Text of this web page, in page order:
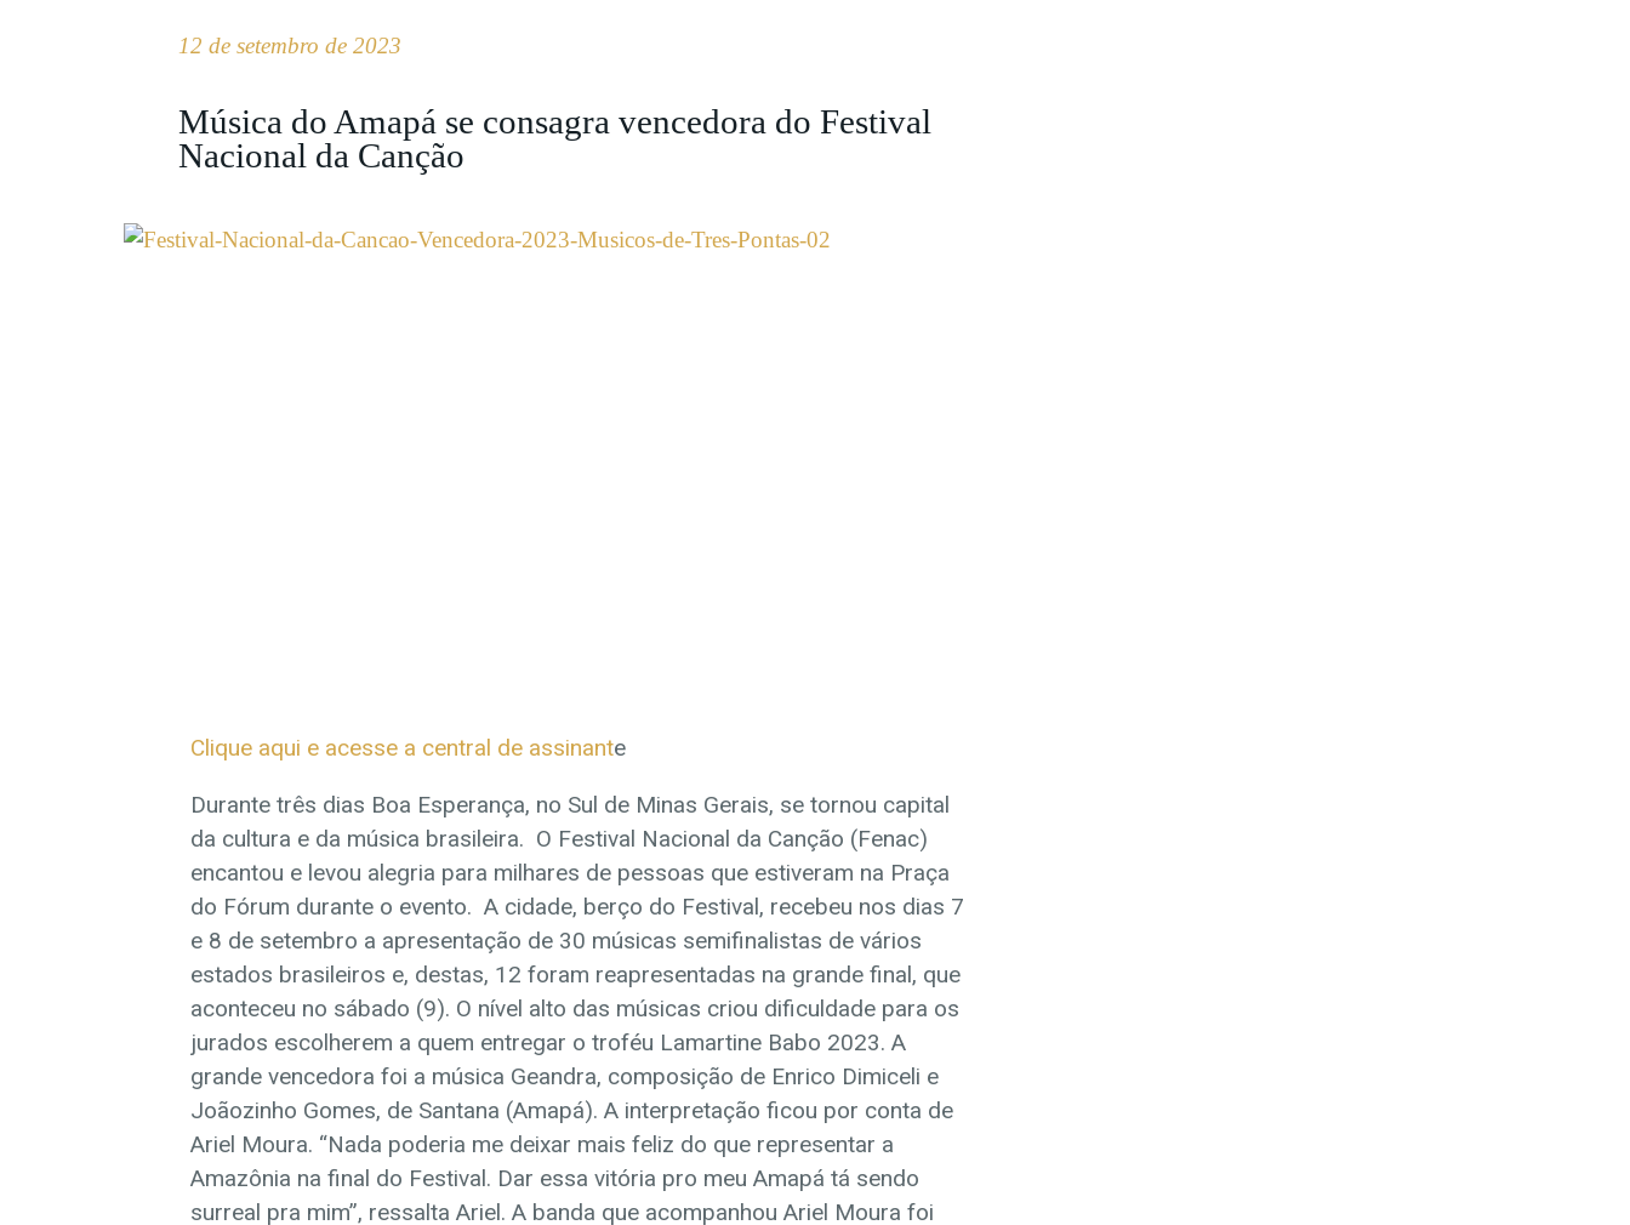
12 de setembro de 2023
Música do Amapá se consagra vencedora do Festival
Nacional da Canção
Clique aqui e acesse a central de assinante
Durante três dias Boa Esperança, no Sul de Minas Gerais, se tornou capital
da cultura e da música brasileira. O Festival Nacional da Canção (Fenac)
encantou e levou alegria para milhares de pessoas que estiveram na Praça
do Fórum durante o evento. A cidade, berço do Festival, recebeu nos dias 7
e 8 de setembro a apresentação de 30 músicas semifinalistas de vários
estados brasileiros e, destas, 12 foram reapresentadas na grande final, que
aconteceu no sábado (9). O nível alto das músicas criou dificuldade para os
jurados escolherem a quem entregar o troféu Lamartine Babo 2023. A
grande vencedora foi a música Geandra, composição de Enrico Dimiceli e
Joãozinho Gomes, de Santana (Amapá). A interpretação ficou por conta de
Ariel Moura. “Nada poderia me deixar mais feliz do que representar a
Amazônia na final do Festival. Dar essa vitória pro meu Amapá tá sendo
surreal pra mim”, ressalta Ariel. A banda que acompanhou Ariel Moura foi